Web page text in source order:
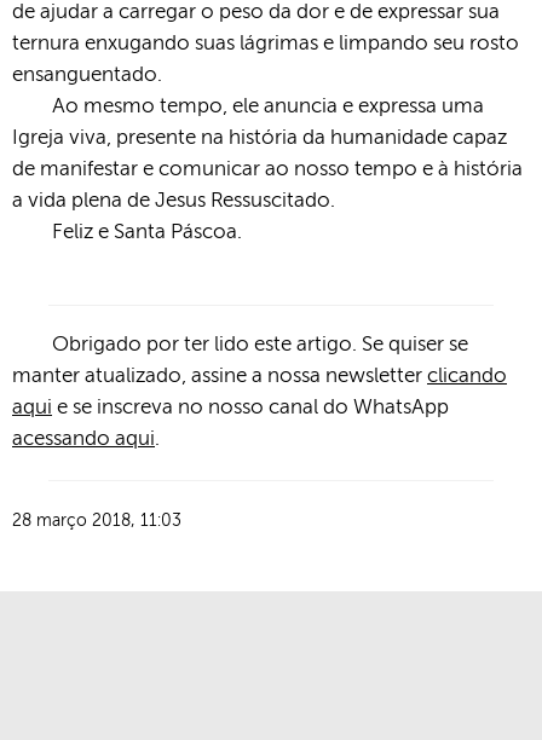
de ajudar a carregar o peso da dor e de expressar sua
ternura enxugando suas lágrimas e limpando seu rosto
ensanguentado.
Ao mesmo tempo, ele anuncia e expressa uma
Igreja viva, presente na história da humanidade capaz
de manifestar e comunicar ao nosso tempo e à história
a vida plena de Jesus Ressuscitado.
Feliz e Santa Páscoa.
Obrigado por ter lido este artigo. Se quiser se
manter atualizado, assine a nossa newsletter clicando
aqui e se inscreva no nosso canal do WhatsApp
acessando aqui.
28 março 2018, 11:03